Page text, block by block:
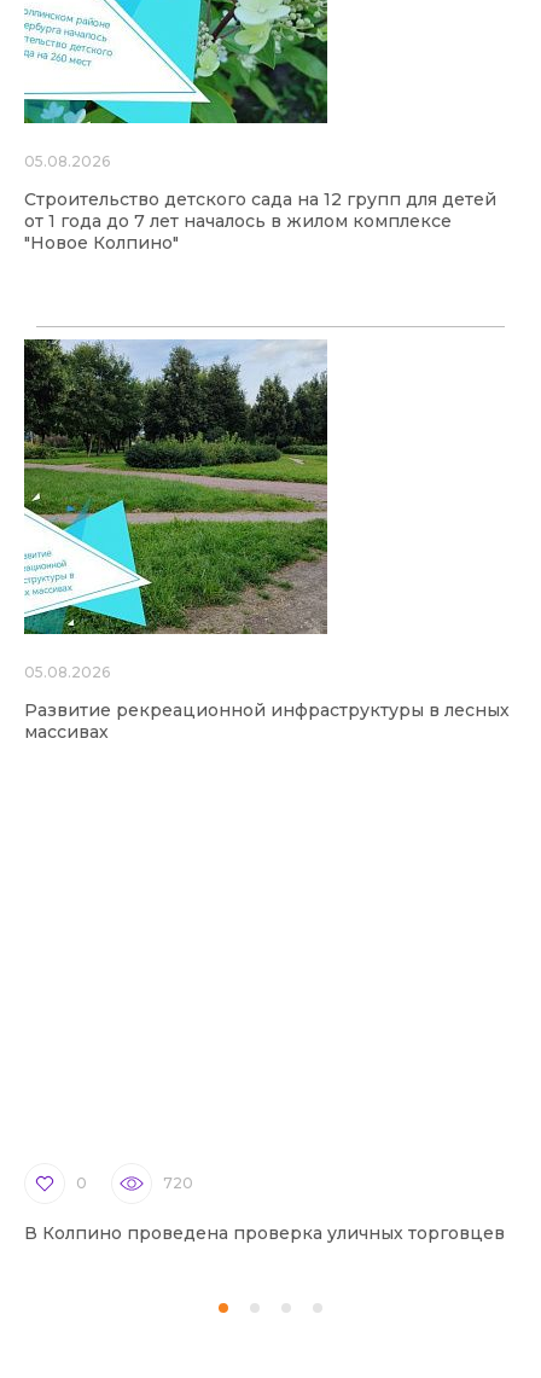
05.08.2026
Строительство детского сада на 12 групп для детей
от 1 года до 7 лет началось в жилом комплексе
"Новое Колпино"
05.08.2026
Развитие рекреационной инфраструктуры в лесных
массивах
0 720
В Колпино проведена проверка уличных торговцев